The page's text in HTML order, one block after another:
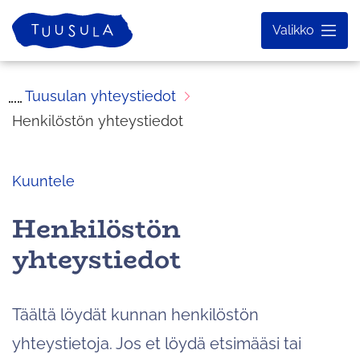
Siirry
sisältöön
Etusivu
Valikko
Tuusulan yhteystiedot
Henkilöstön yhteystiedot
Kuuntele
Henkilöstön
yhteystiedot
Täältä löydät kunnan henkilöstön
yhteystietoja. Jos et löydä etsimääsi tai